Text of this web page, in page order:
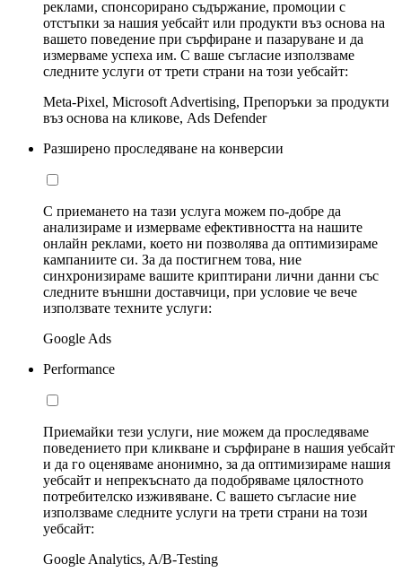
реклами, спонсорирано съдържание, промоции с
отстъпки за нашия уебсайт или продукти въз основа на
вашето поведение при сърфиране и пазаруване и да
измерваме успеха им. С ваше съгласие използваме
следните услуги от трети страни на този уебсайт:
Meta-Pixel, Microsoft Advertising, Препоръки за продукти
въз основа на кликове, Ads Defender
Разширено проследяване на конверсии
С приемането на тази услуга можем по-добре да
анализираме и измерваме ефективността на нашите
онлайн реклами, което ни позволява да оптимизираме
кампаниите си. За да постигнем това, ние
синхронизираме вашите криптирани лични данни със
следните външни доставчици, при условие че вече
използвате техните услуги:
Google Ads
Performance
Приемайки тези услуги, ние можем да проследяваме
поведението при кликване и сърфиране в нашия уебсайт
и да го оценяваме анонимно, за да оптимизираме нашия
уебсайт и непрекъснато да подобряваме цялостното
потребителско изживяване. С вашето съгласие ние
използваме следните услуги на трети страни на този
уебсайт:
Google Analytics, A/B-Testing